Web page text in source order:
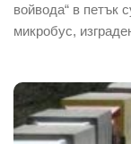
войвода“ в петък
микробус,